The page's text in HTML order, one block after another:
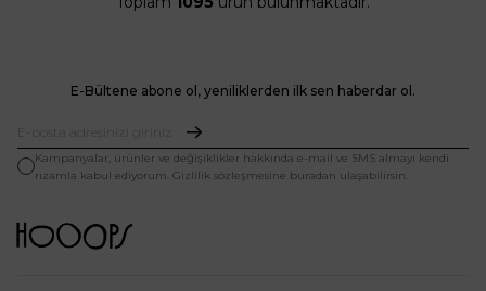
E-Bültene abone ol, yeniliklerden ilk sen haberdar ol.
Kampanyalar, ürünler ve değişiklikler hakkında e-mail ve SMS almayı kendi
rızamla kabul ediyorum. Gizlilik sözleşmesine buradan ulaşabilirsin.